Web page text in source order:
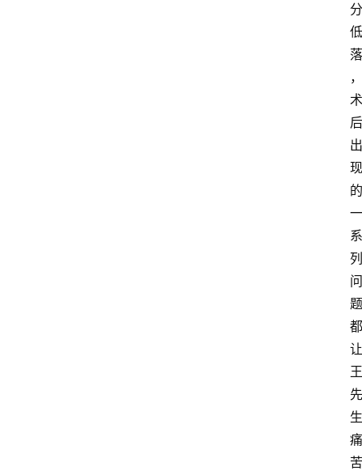
分
低
落
，
术
后
出
现
的
一
系
列
问
题
都
让
王
先
生
痛
苦